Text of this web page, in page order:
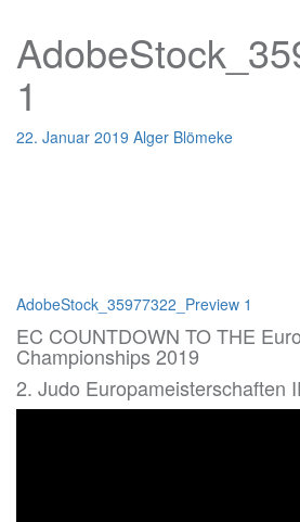
1
22. Januar 2019 Alger Blömeke
Beitragsnavigation
AdobeStock_35977322_Preview 1
EC COUNTDOWN TO THE
Championships 2019
2. Judo Europameisterschaften